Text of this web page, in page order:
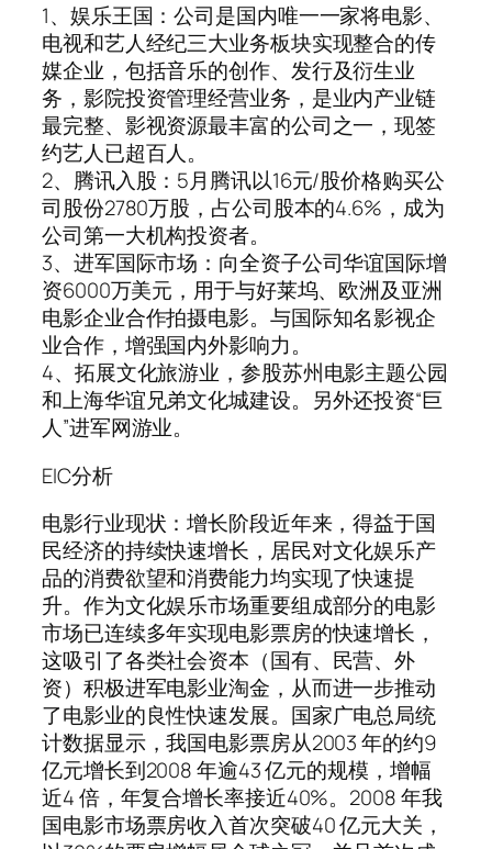
1、娱乐王国：公司是国内唯一一家将电影、
电视和艺人经纪三大业务板块实现整合的传
媒企业，包括音乐的创作、发行及衍生业
务，影院投资管理经营业务，是业内产业链
最完整、影视资源最丰富的公司之一，现签
约艺人已超百人。
2、腾讯入股：5月腾讯以16元/股价格购买公
司股份2780万股，占公司股本的4.6%，成为
公司第一大机构投资者。
3、进军国际市场：向全资子公司华谊国际增
资6000万美元，用于与好莱坞、欧洲及亚洲
电影企业合作拍摄电影。与国际知名影视企
业合作，增强国内外影响力。
4、拓展文化旅游业，参股苏州电影主题公园
和上海华谊兄弟文化城建设。另外还投资“巨
人”进军网游业。
EIC分析
电影行业现状：增长阶段 近年来，得益于国
民经济的持续快速增长，居民对文化娱乐产
品的消费欲望和消费能力均实现了快速提
升。作为文化娱乐市场重要组成部分的电影
市场已连续多年实现电影票房的快速增长，
这吸引了各类社会资本（国有、民营、外
资）积极进军电影业淘金，从而进一步推动
了电影业的良性快速发展。国家广电总局统
计数据显示，我国电影票房从2003 年的约9
亿元增长到2008 年逾43 亿元的规模，增幅
近4 倍，年复合增长率接近40%。2008 年我
国电影市场票房收入首次突破40 亿元大关，